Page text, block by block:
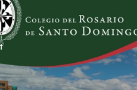
Evaluar es